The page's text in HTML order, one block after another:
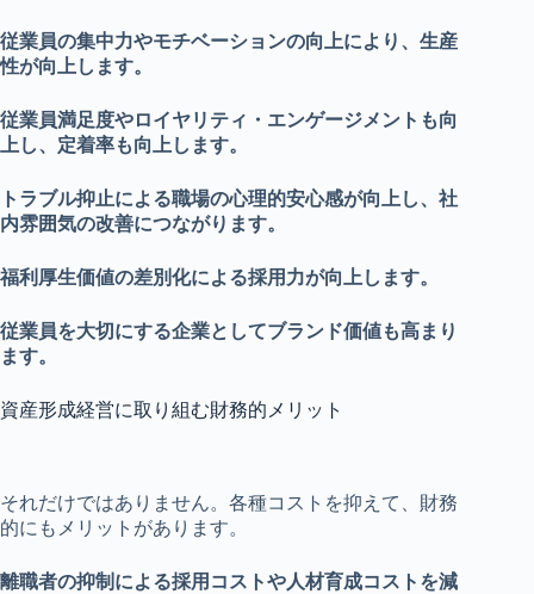
従業員の集中力やモチベーションの向上により、生産
性が向上します。
従業員満足度やロイヤリティ・エンゲージメントも向
上し、定着率も向上します。
トラブル抑止による職場の心理的安心感が向上し、社
内雰囲気の改善につながります。
福利厚生価値の差別化による採用力が向上します。
従業員を大切にする企業としてブランド価値も高まり
ます。
資産形成経営に取り組む財務的メリット
それだけではありません。各種コストを抑えて、財務
的にもメリットがあります。
離職者の抑制による採用コストや人材育成コストを減